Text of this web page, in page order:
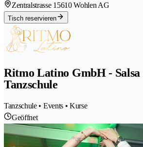
Zentralstrasse 1 5610 Wohlen AG
Tisch reservieren
Ritmo Latino GmbH -
Tanzschule
Tanzschule • Events • Kurse
Geöffnet